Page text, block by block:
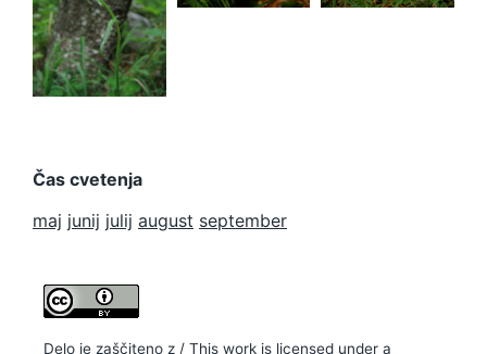
Čas cvetenja
maj junij julij august september
Delo je zaščiteno z / This work is licensed under a